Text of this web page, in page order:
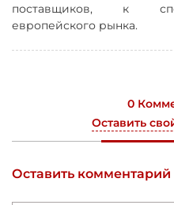
поставщиков, к
европейского рынка.
0
Оставить
Оставить комментарий